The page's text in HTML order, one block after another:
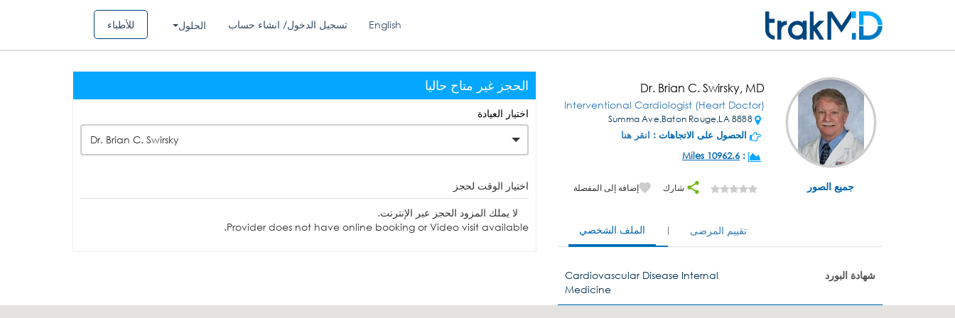
للأطباء الحلول تسجيل الدخول/ انشاء حساب English
جميع الصور
Dr. Brian C. Swirsky, MD
Interventional Cardiologist (Heart Doctor)
8888 Summa Ave,Baton Rouge,LA
الحصول على الاتجاهات : انقر هنا
:
10962.6 Miles
شارك إضافة إلى المفضلة
الملف الشخصي تقييم المرضى
شهادة البورد
Cardiovascular Disease Internal
Medicine
الحجز غير متاح حاليا
اختيار العيادة
Dr. Brian C. Swirsky
اختيار الوقت لحجز
لا يملك المزود الحجز عبر الإنترنت.
Provider does not have online booking or Video visit available.